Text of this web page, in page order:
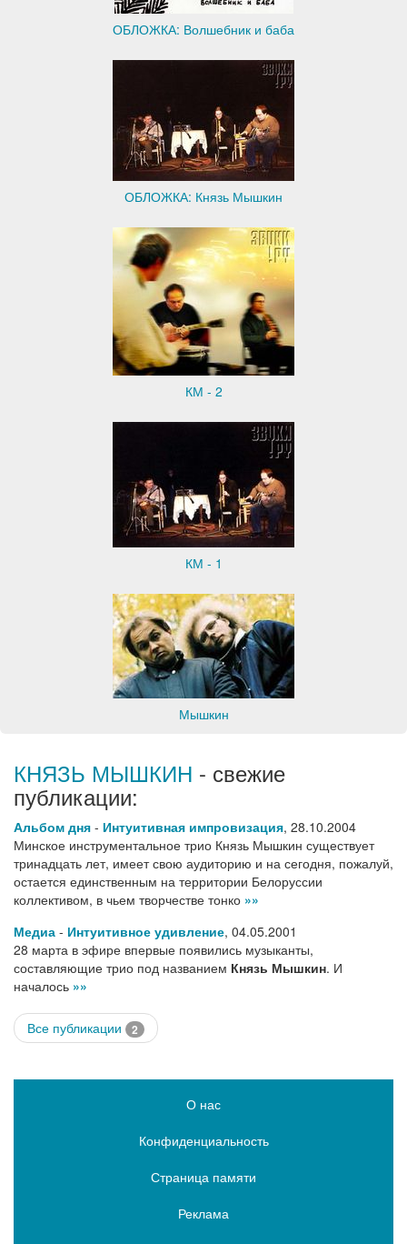
ОБЛОЖКА: Волшебник и баба
ОБЛОЖКА: Князь Мышкин
КМ - 2
КМ - 1
Мышкин
КНЯЗЬ МЫШКИН - свежие
публикации:
Альбом дня - Интуитивная импровизация, 28.10.2004
Минское инструментальное трио Князь Мышкин существует
тринадцать лет, имеет свою аудиторию и на сегодня, пожалуй,
остается единственным на территории Белоруссии
коллективом, в чьем творчестве тонко »»
Медиа - Интуитивное удивление, 04.05.2001
28 марта в эфире впервые появились музыканты,
составляющие трио под названием Князь Мышкин. И
началось »»
Все публикации 2
О нас
Конфиденциальность
Страница памяти
Реклама